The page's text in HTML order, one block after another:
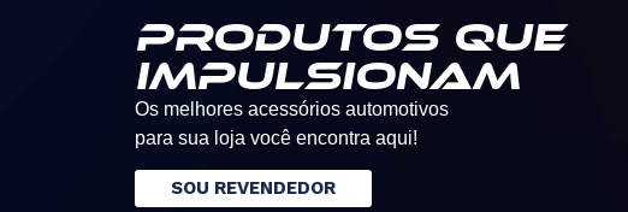
Produtos que
impulsionam
Os melhores acessórios automotivos
para sua loja você encontra aqui!
SOU REVENDEDOR